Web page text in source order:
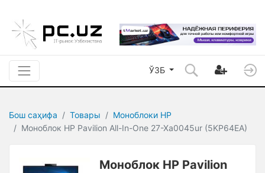
ЎЗБ
Бош саҳифа Товары
Моноблоки HP
Моноблок HP Pavilion All-In-One 27-Xa0045ur (5KP64EA)
Моноблок HP Pavilion